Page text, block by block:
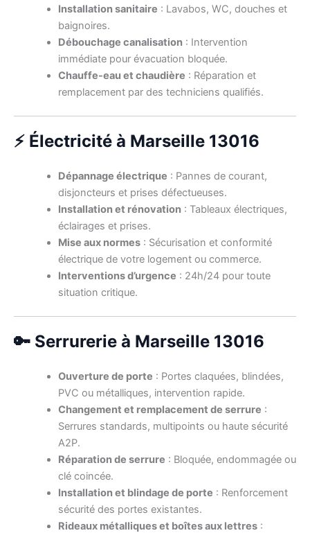
Installation sanitaire : Lavabos, WC, douches et
baignoires.
Débouchage canalisation: Intervention
immédiate pour évacuation bloquée.
Chauffe-eau et chaudière : Réparation et
remplacement par des techniciens qualifiés.
⚡ Électricité à Marseille 13016
Dépannage électrique : Pannes de courant,
disjoncteurs et prises défectueuses.
Installation et rénovation: Tableaux électriques,
éclairages et prises.
Mise aux normes: Sécurisation et conformité
électrique de votre logement ou commerce.
Interventions d’urgence : 24h/24 pour toute
situation critique.
🔑 Serrurerie à Marseille 13016
Ouverture de porte : Portes claquées, blindées,
PVC ou métalliques, intervention rapide.
Changement et remplacement de serrure :
Serrures standards, multipoints ou haute sécurité
A2P.
Réparation de serrure : Bloquée, endommagée ou
clé coincée.
Installation et blindage de porte : Renforcement
sécurité des portes existantes.
Rideaux métalliques et boîtes aux lettres: